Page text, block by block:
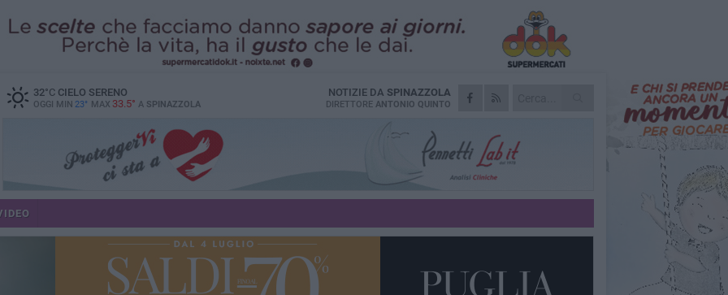
32°CCIELO SERENO
OGGI MIN 23° MAX 33.5° A SPINAZZOLA
NOTIZIE DA SPINAZZOLA
DIRETTORE ANTONIO QUINTO